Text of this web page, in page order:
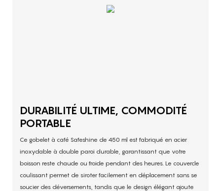
DURABILITÉ ULTIME, COMMODITÉ
PORTABLE
Ce gobelet à café Safeshine de 450 ml est fabriqué en acier
inoxydable à double paroi durable, garantissant que votre
boisson reste chaude ou froide pendant des heures. Le couvercle
coulissant permet de siroter facilement en déplacement sans se
soucier des déversements, tandis que le design élégant ajoute